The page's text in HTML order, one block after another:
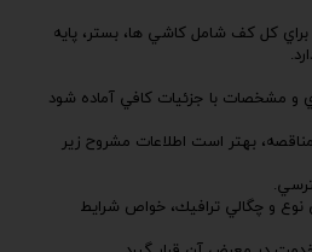
براي كل كف شامل كاشي ها، بستر، پايه
مشخصات با جزئيات كافي آماده شود
بهتر است اطلاعات مشروح زير
نوع و چگالي ترافيك، خواص شرايط